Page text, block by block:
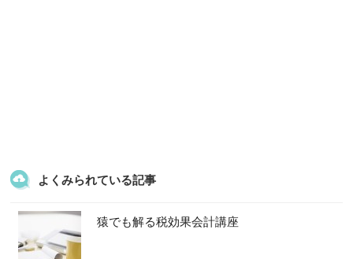
よくみられている記事
猿でも解る税効果会計講座